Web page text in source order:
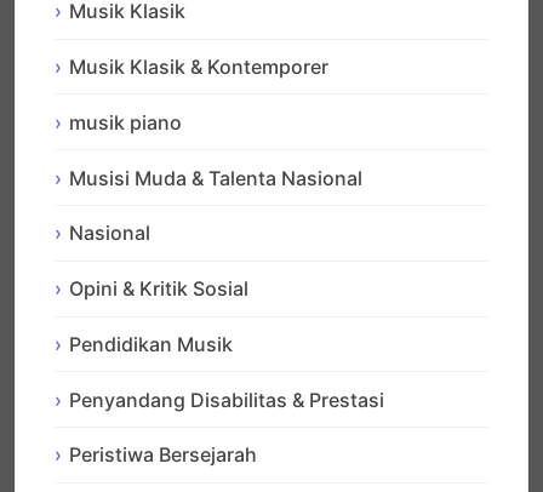
Musik Klasik
Musik Klasik & Kontemporer
musik piano
Musisi Muda & Talenta Nasional
Nasional
Opini & Kritik Sosial
Pendidikan Musik
Penyandang Disabilitas & Prestasi
Peristiwa Bersejarah